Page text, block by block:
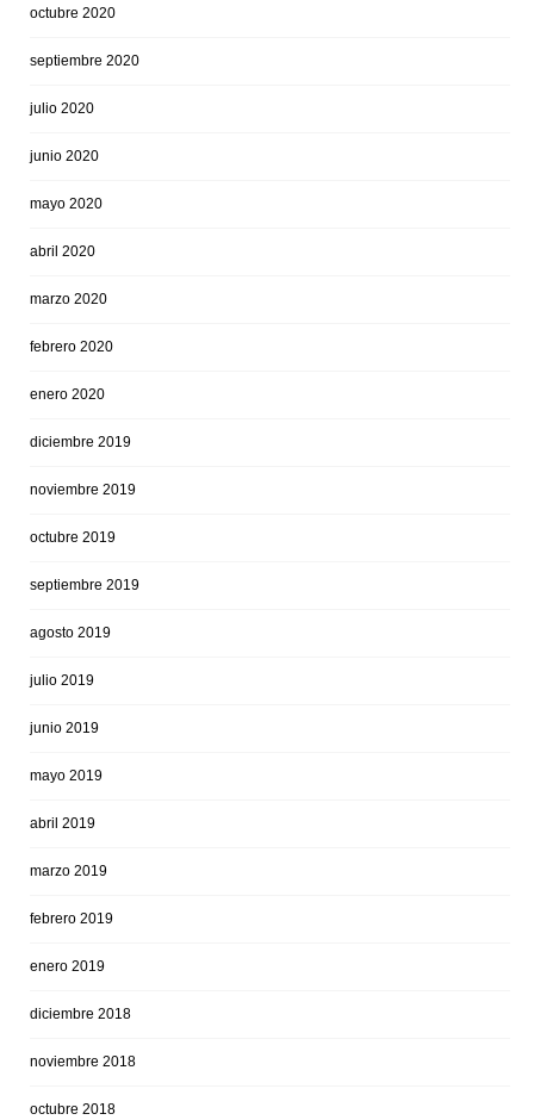
octubre 2020
septiembre 2020
julio 2020
junio 2020
mayo 2020
abril 2020
marzo 2020
febrero 2020
enero 2020
diciembre 2019
noviembre 2019
octubre 2019
septiembre 2019
agosto 2019
julio 2019
junio 2019
mayo 2019
abril 2019
marzo 2019
febrero 2019
enero 2019
diciembre 2018
noviembre 2018
octubre 2018